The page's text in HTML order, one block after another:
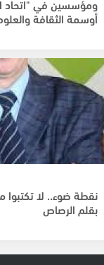
ومؤسسين في "اتحاد
أوسمة الثقافة
نقطة ضوء.. لا تكتبوا
بقلم الرصاص